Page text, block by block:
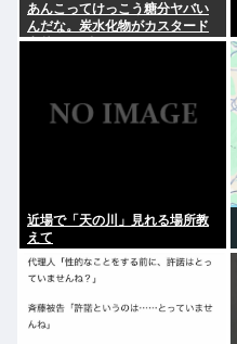
あんこってけっこう糖分ヤバい
んだな。炭水化物がカスタード
七越の1.8倍くらいあったぞ。
近場で「天の川」見れる場所教
えて